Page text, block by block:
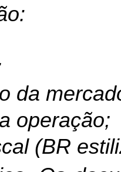
da
operação;
(BR